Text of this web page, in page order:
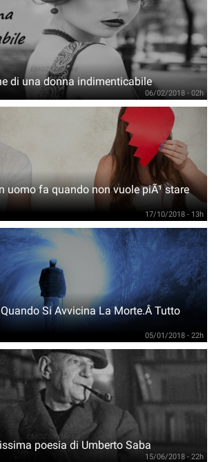
di una donna indimenticabile
06/02/2018 - 02h
uomo fa quando non vuole piÃ¹ stare
17/10/2018 - 13h
Si Avvicina La Morte.Â Tutto
05/01/2018 - 22h
poesia di Umberto Saba
15/06/2018 - 22h